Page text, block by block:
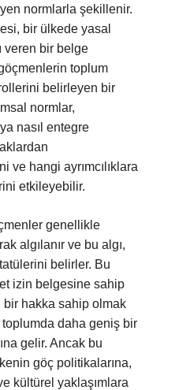
normlarla şekillenir.
bir ülkede yasal
veren bir belge
göçmenlerin toplum
belirleyen bir
normlar,
nasıl entegre
ve hangi ayrımcılıklara
etkileyebilir.
genellikle
algılanır ve bu algı,
belirler. Bu
izin belgesine sahip
hakka sahip olmak
daha geniş bir
gelir. Ancak bu
göç politikalarına,
kültürel yaklaşımlara